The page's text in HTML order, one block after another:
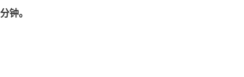
钟。